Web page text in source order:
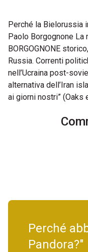
Perché la Bielorussia
Paolo Borgognone La
BORGOGNONE
Russia. Correnti
nell’Ucraina post-
alternativa dell’Iran
ai giorni nostri” (Oaks
Perché
Pandora?"